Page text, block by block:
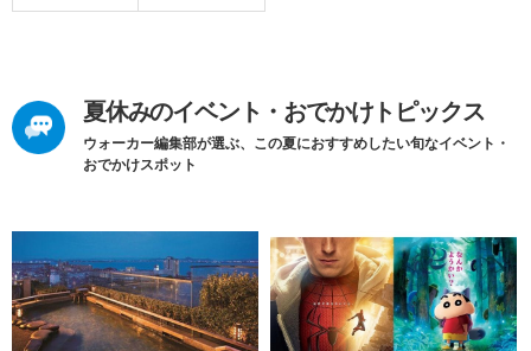
夏休みのイベント・おでかけトピックス
ウォーカー編集部が選ぶ、この夏におすすめしたい旬なイベント・
おでかけスポット